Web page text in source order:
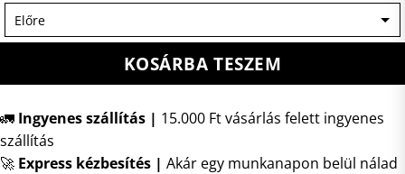
KOSÁRBA TESZEM
🚛 Ingyenes szállítás | 15.000 Ft vásárlás felett ingyenes
szállítás
🚀 Express kézbesítés | Akár egy munkanapon belül nálad